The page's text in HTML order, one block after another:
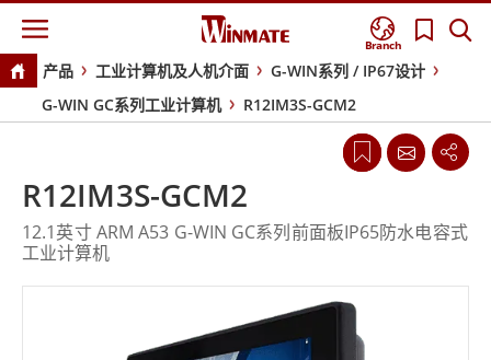
Branch
产品 工业计算机及人机介面
G-WIN系列 / IP67设计
G-WIN GC系列工业计算机
R12IM3S-GCM2
R12IM3S-GCM2
12.1英寸 ARM A53 G-WIN GC系列前面板IP65防水电容式
工业计算机